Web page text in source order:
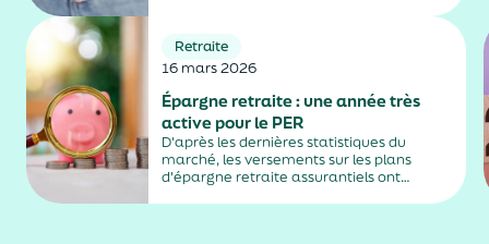
Retraite
16 mars 2026
Épargne retraite : une année très
active pour le PER
D'après les dernières statistiques du
marché, les versements sur les plans
d'épargne retraite assurantiels ont